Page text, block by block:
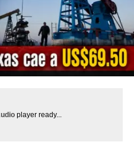
player ready...